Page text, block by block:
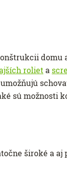
domu
roliet a
umožňujú
sú možnosti
široké a aj